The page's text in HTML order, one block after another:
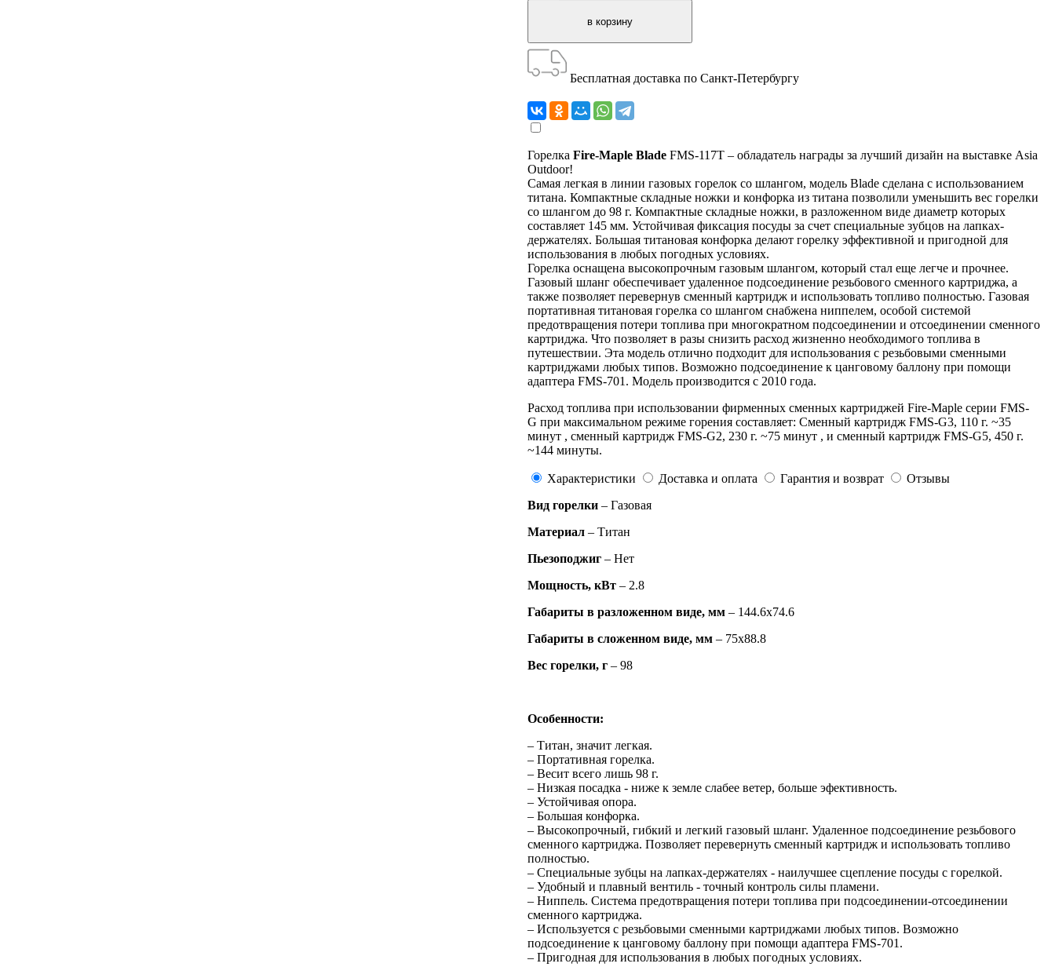
Бесплатная доставка по Санкт-Петербургу
Горелка Fire-Maple Blade FMS-117T – обладатель награды за лучший дизайн на выставке Asia
Outdoor!
Самая легкая в линии газовых горелок со шлангом, модель Blade сделана с использованием
титана. Компактные складные ножки и конфорка из титана позволили уменьшить вес горелки
со шлангом до 98 г. Компактные складные ножки, в разложенном виде диаметр которых
составляет 145 мм. Устойчивая фиксация посуды за счет специальные зубцов на лапках-
держателях. Большая титановая конфорка делают горелку эффективной и пригодной для
использования в любых погодных условиях.
Горелка оснащена высокопрочным газовым шлангом, который стал еще легче и прочнее.
Газовый шланг обеспечивает удаленное подсоединение резьбового сменного картриджа, а
также позволяет перевернув сменный картридж и использовать топливо полностью. Газовая
портативная титановая горелка со шлангом снабжена ниппелем, особой системой
предотвращения потери топлива при многократном подсоединении и отсоединении сменного
картриджа. Что позволяет в разы снизить расход жизненно необходимого топлива в
путешествии. Эта модель отлично подходит для использования с резьбовыми сменными
картриджами любых типов. Возможно подсоединение к цанговому баллону при помощи
адаптера FMS-701. Модель производится с 2010 года.
Расход топлива при использовании фирменных сменных картриджей Fire-Maple серии FMS-
G при максимальном режиме горения составляет: Сменный картридж FMS-G3, 110 г. ~35
минут , сменный картридж FMS-G2, 230 г. ~75 минут , и сменный картридж FMS-G5, 450 г.
~144 минуты.
Характеристики Доставка и оплата Гарантия и возврат
Отзывы
Вид горелки – Газовая
Материал – Титан
Пьезоподжиг – Нет
Мощность, кВт – 2.8
Габариты в разложенном виде, мм – 144.6х74.6
Габариты в сложенном виде, мм – 75х88.8
Вес горелки, г – 98
Особенности:
– Титан, значит легкая.
– Портативная горелка.
– Весит всего лишь 98 г.
– Низкая посадка - ниже к земле слабее ветер, больше эфективность.
– Устойчивая опора.
– Большая конфорка.
– Высокопрочный, гибкий и легкий газовый шланг. Удаленное подсоединение резьбового
сменного картриджа. Позволяет перевернуть сменный картридж и использовать топливо
полностью.
– Специальные зубцы на лапках-держателях - наилучшее сцепление посуды с горелкой.
– Удобный и плавный вентиль - точный контроль силы пламени.
– Ниппель. Система предотвращения потери топлива при подсоединении-отсоединении
сменного картриджа.
– Используется с резьбовыми сменными картриджами любых типов. Возможно
подсоединение к цанговому баллону при помощи адаптера FMS-701.
– Пригодная для использования в любых погодных условиях.